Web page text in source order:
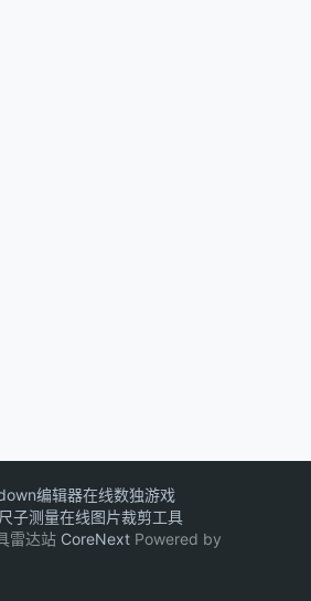
编辑器在线数独游戏
子测量在线图片裁剪工具
雷达站 CoreNext Powered by